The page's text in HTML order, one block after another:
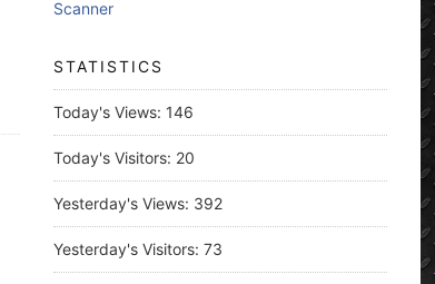
STATISTICS
Today's Views: 146
Today's Visitors: 20
Yesterday's Views: 392
Yesterday's Visitors: 73